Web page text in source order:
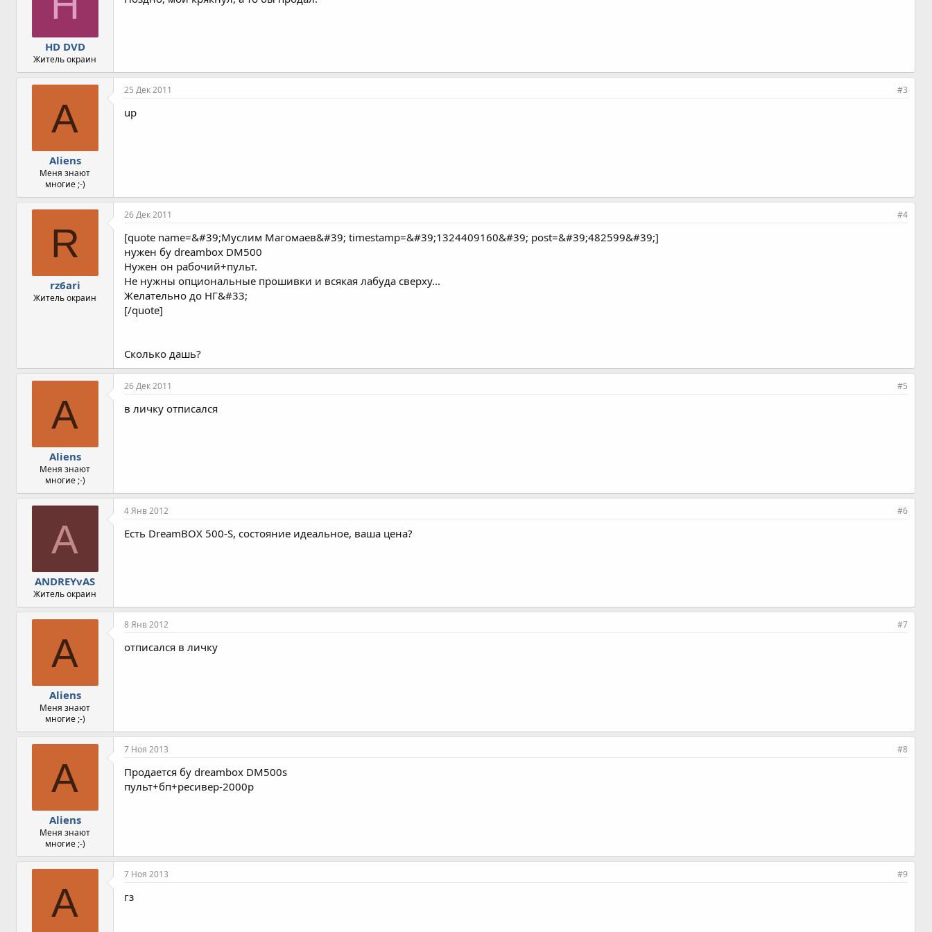
HD DVD
Житель окраин
A
Aliens
Меня знают
многие ;-)
25 Дек 2011 #3
up
R
rz6ari
Житель окраин
26 Дек 2011 #4
[quote name=&#39;Муслим Магомаев&#39; timestamp=&#39;1324409160&#39; post=&#39;482599&#39;]
нужен бу dreambox DM500
Нужен он рабочий+пульт.
Не нужны опциональные прошивки и всякая лабуда сверху...
Желательно до НГ&#33;
[/quote]
Сколько дашь?
A
Aliens
Меня знают
многие ;-)
26 Дек 2011 #5
в личку отписался
A
ANDREYvAS
Житель окраин
4 Янв 2012 #6
Есть DreamBOX 500-S, состояние идеальное, ваша цена?
A
Aliens
Меня знают
многие ;-)
8 Янв 2012 #7
отписался в личку
A
Aliens
Меня знают
многие ;-)
7 Ноя 2013 #8
Продается бу dreambox DM500s
пульт+бп+ресивер-2000р
A
7 Ноя 2013 #9
гз